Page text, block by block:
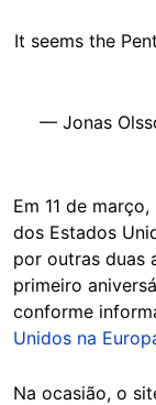
It seems the
— Jonas
Em 11 de
dos Estados
por outras duas
primeiro
conforme
Unidos na
Na ocasião, o